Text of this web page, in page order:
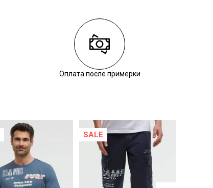
Оплата после примерки
SALE